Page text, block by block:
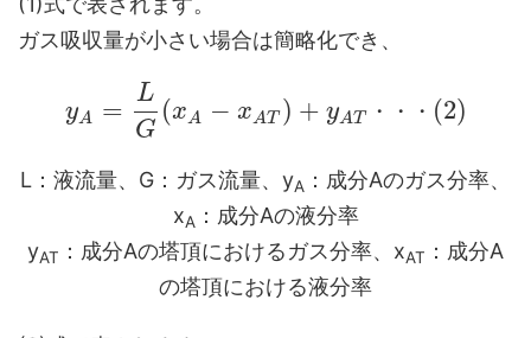
ガス吸収量が小さい場合は簡略化でき、
yA =
L
G
(xA − xAT ) + yAT ・ ・ ・ (2)
L：液流量、G：ガス流量、yA ：成分Aのガス分率、
xA ：成分Aの液分率
yAT ：成分Aの塔頂におけるガス分率、xAT ：成分A
の塔頂における液分率